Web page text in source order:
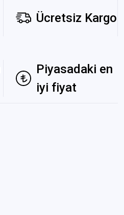
Ücretsiz Kargo
Piyasadaki en
iyi fiyat